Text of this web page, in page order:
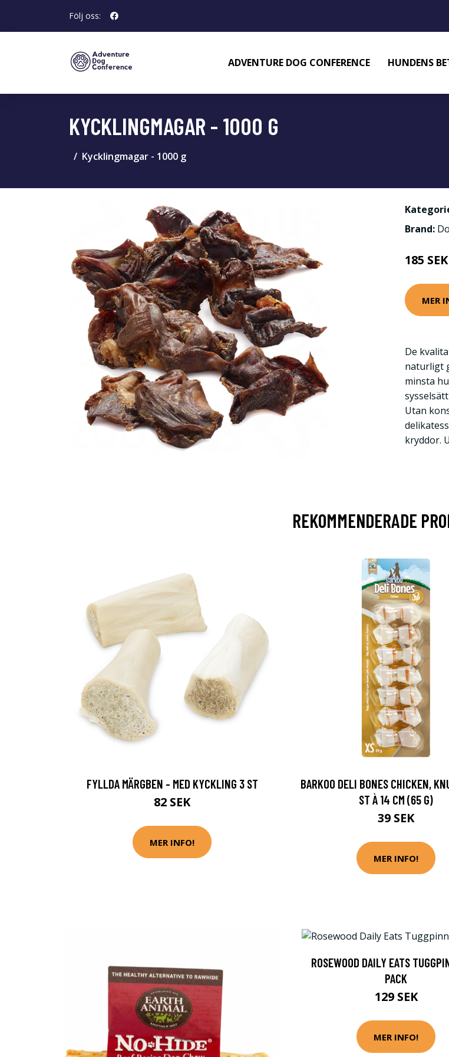
Följ oss:
ADVENTURE DOG CONFERENCE HUNDENS
KYCKLINGMAGAR - 1000 G
Kycklingmagar - 1000 g
Brand:
185 SEK
MER
De
naturligt
minsta
Utan
kryddor.
REKOMMENDERADE
FYLLDA MÄRGBEN - MED KYCKLING 3 ST
82 SEK
MER INFO!
BARKOO DELI BONES CHICKEN,
ST À 14 CM (65 G)
39 SEK
MER INFO!
ROSEWOOD DAILY EATS
PACK
129 SEK
MER INFO!